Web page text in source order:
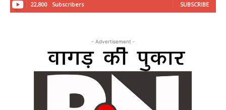
22,800 Subscribers SUBSCRIBE
- Advertisement -